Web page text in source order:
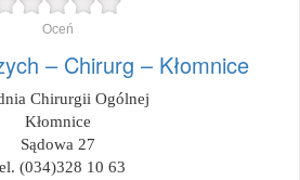
Oceń
– Chirurg – Kłomnice
Chirurgii Ogólnej
Kłomnice
Sądowa 27
(034)328 10 63